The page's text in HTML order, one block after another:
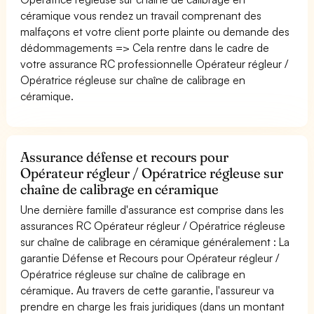
céramique vous rendez un travail comprenant des
malfaçons et votre client porte plainte ou demande des
dédommagements => Cela rentre dans le cadre de
votre assurance RC professionnelle Opérateur régleur /
Opératrice régleuse sur chaîne de calibrage en
céramique.
Assurance défense et recours pour
Opérateur régleur / Opératrice régleuse sur
chaîne de calibrage en céramique
Une dernière famille d'assurance est comprise dans les
assurances RC Opérateur régleur / Opératrice régleuse
sur chaîne de calibrage en céramique généralement : La
garantie Défense et Recours pour Opérateur régleur /
Opératrice régleuse sur chaîne de calibrage en
céramique. Au travers de cette garantie, l'assureur va
prendre en charge les frais juridiques (dans un montant